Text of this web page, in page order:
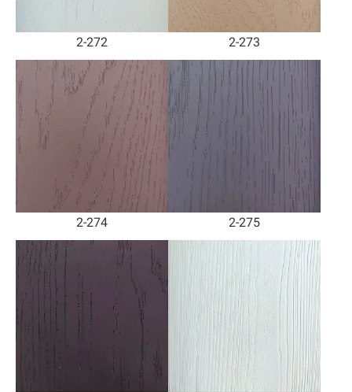
2-272 2-273
2-274 2-275